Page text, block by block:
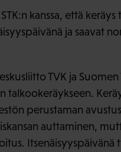
kanssa, että
ja saavat
TVK ja
talkookeräykseen.
perustaman
auttaminen,